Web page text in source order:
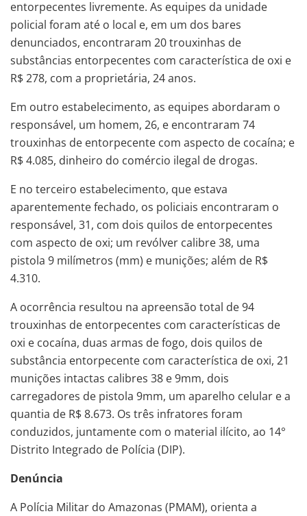
entorpecentes livremente. As equipes da unidade
policial foram até o local e, em um dos bares
denunciados, encontraram 20 trouxinhas de
substâncias entorpecentes com característica de oxi e
R$ 278, com a proprietária, 24 anos.
Em outro estabelecimento, as equipes abordaram o
responsável, um homem, 26, e encontraram 74
trouxinhas de entorpecente com aspecto de cocaína; e
R$ 4.085, dinheiro do comércio ilegal de drogas.
E no terceiro estabelecimento, que estava
aparentemente fechado, os policiais encontraram o
responsável, 31, com dois quilos de entorpecentes
com aspecto de oxi; um revólver calibre 38, uma
pistola 9 milímetros (mm) e munições; além de R$
4.310.
A ocorrência resultou na apreensão total de 94
trouxinhas de entorpecentes com características de
oxi e cocaína, duas armas de fogo, dois quilos de
substância entorpecente com característica de oxi, 21
munições intactas calibres 38 e 9mm, dois
carregadores de pistola 9mm, um aparelho celular e a
quantia de R$ 8.673. Os três infratores foram
conduzidos, juntamente com o material ilícito, ao 14°
Distrito Integrado de Polícia (DIP).
Denúncia
A Polícia Militar do Amazonas (PMAM), orienta a